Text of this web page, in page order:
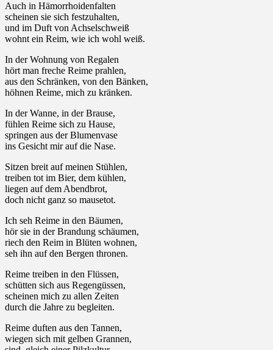
Auch in Hämorrhoidenfalten
scheinen sie sich festzuhalten,
und im Duft von Achselschweiß
wohnt ein Reim, wie ich wohl weiß.
In der Wohnung von Regalen
hört man freche Reime prahlen,
aus den Schränken, von den Bänken,
höhnen Reime, mich zu kränken.
In der Wanne, in der Brause,
fühlen Reime sich zu Hause,
springen aus der Blumenvase
ins Gesicht mir auf die Nase.
Sitzen breit auf meinen Stühlen,
treiben tot im Bier, dem kühlen,
liegen auf dem Abendbrot,
doch nicht ganz so mausetot.
Ich seh Reime in den Bäumen,
hör sie in der Brandung schäumen,
riech den Reim in Blüten wohnen,
seh ihn auf den Bergen thronen.
Reime treiben in den Flüssen,
schütten sich aus Regengüssen,
scheinen mich zu allen Zeiten
durch die Jahre zu begleiten.
Reime duften aus den Tannen,
wiegen sich mit gelben Grannen,